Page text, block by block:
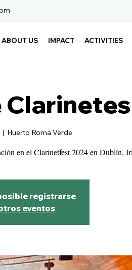
ABOUT US IMPACT ACTIVITIES
Clarinetes
|
Huerto Roma Verde
en el Clarinetfest 2024 en Dublín,
registrarse
eventos